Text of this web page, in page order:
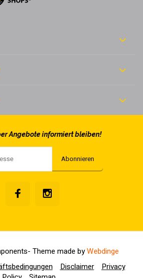
Angebote informiert bleiben!
Abonnieren
Disclaimer
Privacy
- Theme made byWebdinge